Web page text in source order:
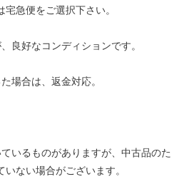
急便をご選択下さい。
良好なコンディションです。
場合は、返金対応。
いるものがありますが、中古品のた
ない場合がございます。